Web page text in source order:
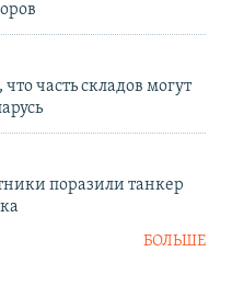
часть складов могут
поразили танкер
БОЛЬШЕ